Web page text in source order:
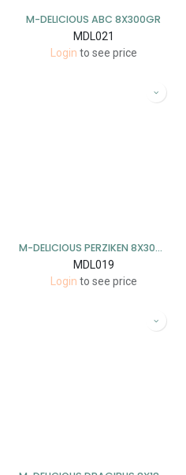
M-DELICIOUS ABC 8X300GR
MDL021
Login to see price
M-DELICIOUS PERZIKEN 8X300GR
MDL019
Login to see price